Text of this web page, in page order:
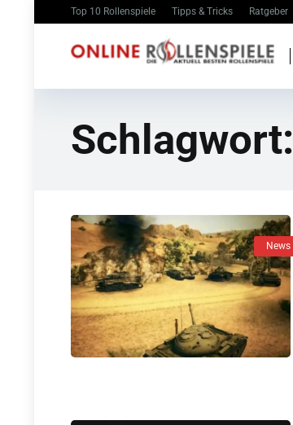
Top 10 Rollenspiele Tipps & Tricks Ratgeber
Schlagwort:
News